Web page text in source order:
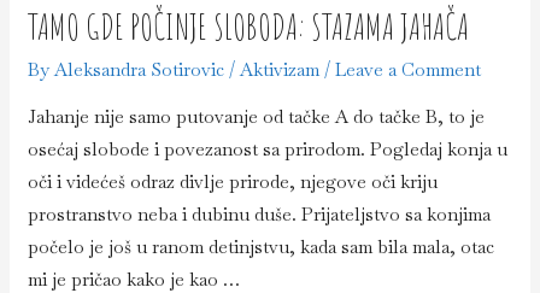
TAMO GDE POČINJE SLOBODA: STAZAMA JAHAČA
ByAleksandra Sotirovic /Aktivizam/Leave a Comment
Jahanje nije samo putovanje od tačke A do tačke B, to je
osećaj slobode i povezanost sa prirodom. Pogledaj konja u
oči i videćeš odraz divlje prirode, njegove oči kriju
prostranstvo neba i dubinu duše. Prijateljstvo sa konjima
počelo je još u ranom detinjstvu, kada sam bila mala, otac
mi je pričao kako je kao …